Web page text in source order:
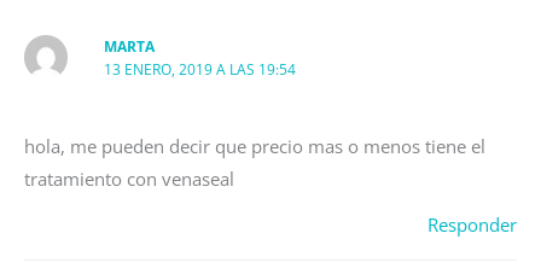
MARTA
13 ENERO, 2019 A LAS 19:54
hola, me pueden decir que precio mas o menos tiene el
tratamiento con venaseal
Responder